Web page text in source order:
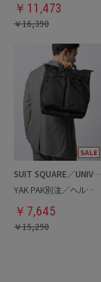
￥ 11,473
￥16,390
SUIT SQUARE／UNIVERSAL LANGUAGE
YAK PAK別注／ヘルメットバッグ
￥ 7,645
￥15,290